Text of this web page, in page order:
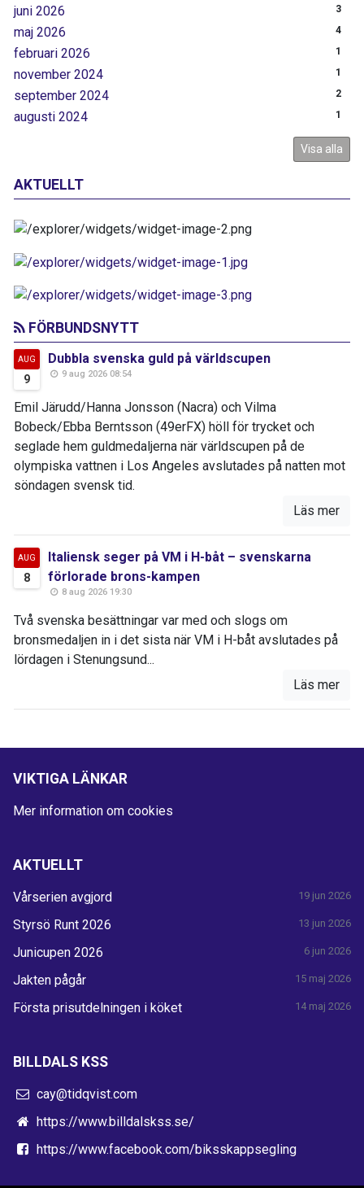
juni 2026 3
maj 2026 4
februari 2026 1
november 2024 1
september 2024 2
augusti 2024 1
Visa alla
AKTUELLT
FÖRBUNDSNYTT
AUG
9
Dubbla svenska guld på världscupen
9 aug 2026 08:54
Emil Järudd/Hanna Jonsson (Nacra) och Vilma
Bobeck/Ebba Berntsson (49erFX) höll för trycket och
seglade hem guldmedaljerna när världscupen på de
olympiska vattnen i Los Angeles avslutades på natten mot
söndagen svensk tid.
Läs mer
AUG
8
Italiensk seger på VM i H-båt – svenskarna
förlorade brons-kampen
8 aug 2026 19:30
Två svenska besättningar var med och slogs om
bronsmedaljen in i det sista när VM i H-båt avslutades på
lördagen i Stenungsund...
Läs mer
VIKTIGA LÄNKAR
Mer information om cookies
AKTUELLT
Vårserien avgjord 19 jun 2026
Styrsö Runt 2026 13 jun 2026
Junicupen 2026 6 jun 2026
Jakten pågår 15 maj 2026
Första prisutdelningen i köket 14 maj 2026
BILLDALS KSS
cay@tidqvist.com
https://www.billdalskss.se/
https://www.facebook.com/biksskappsegling